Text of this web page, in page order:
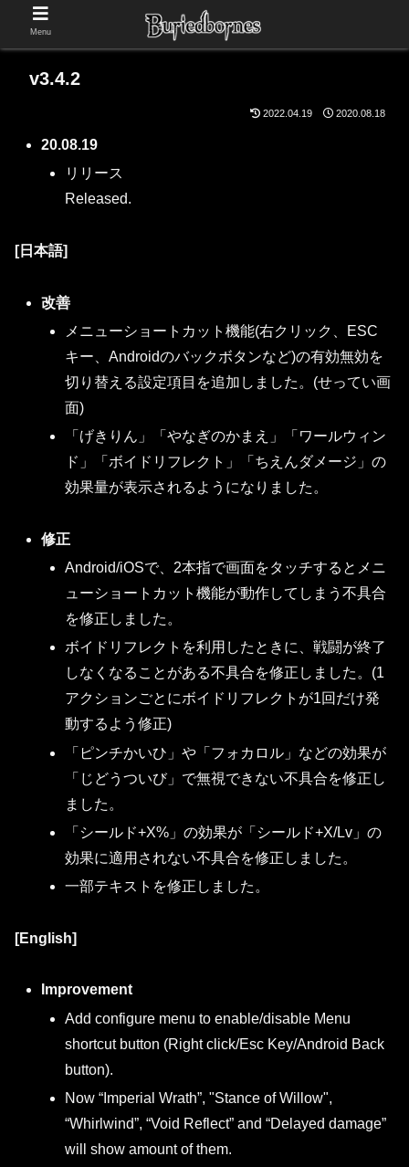
v3.4.2
2022.04.19 2020.08.18
20.08.19
リリース
Released.
[日本語]
改善
メニューショートカット機能(右クリック、ESC
キー、Androidのバックボタンなど)の有効無効を
切り替える設定項目を追加しました。(せってい画
面)
「げきりん」「やなぎのかまえ」「ワールウィン
ド」「ボイドリフレクト」「ちえんダメージ」の
効果量が表示されるようになりました。
修正
Android/iOSで、2本指で画面をタッチするとメニ
ューショートカット機能が動作してしまう不具合
を修正しました。
ボイドリフレクトを利用したときに、戦闘が終了
しなくなることがある不具合を修正しました。(1
アクションごとにボイドリフレクトが1回だけ発
動するよう修正)
「ピンチかいひ」や「フォカロル」などの効果が
「じどうついび」で無視できない不具合を修正し
ました。
「シールド+X%」の効果が「シールド+X/Lv」の
効果に適用されない不具合を修正しました。
一部テキストを修正しました。
[English]
Improvement
Add configure menu to enable/disable Menu
shortcut button (Right click/Esc Key/Android Back
button).
Now “Imperial Wrath”, "Stance of Willow",
“Whirlwind”, “Void Reflect” and “Delayed damage”
will show amount of them.
Menu